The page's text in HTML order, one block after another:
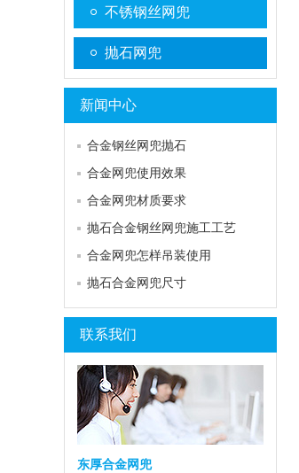
不锈钢丝网兜
抛石网兜
新闻中心
合金钢丝网兜抛石
合金网兜使用效果
合金网兜材质要求
抛石合金钢丝网兜施工工艺
合金网兜怎样吊装使用
抛石合金网兜尺寸
联系我们
东厚合金网兜